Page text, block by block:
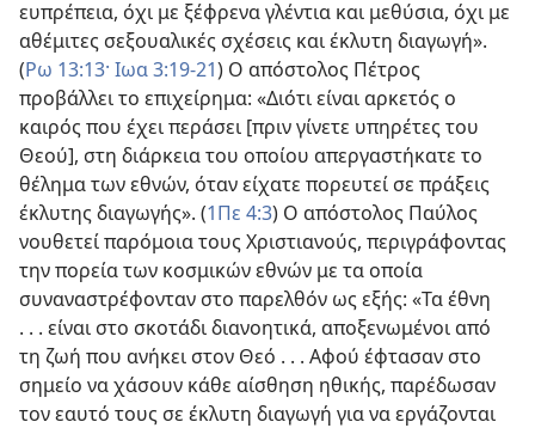
ευπρέπεια, όχι με ξέφρενα γλέντια και μεθύσια, όχι με
αθέμιτες σεξουαλικές σχέσεις και έκλυτη διαγωγή».
(Ρω 13:13· Ιωα 3:19-21) Ο απόστολος Πέτρος
προβάλλει το επιχείρημα: «Διότι είναι αρκετός ο
καιρός που έχει περάσει [πριν γίνετε υπηρέτες του
Θεού], στη διάρκεια του οποίου απεργαστήκατε το
θέλημα των εθνών, όταν είχατε πορευτεί σε πράξεις
έκλυτης διαγωγής». (1Πε 4:3) Ο απόστολος Παύλος
νουθετεί παρόμοια τους Χριστιανούς, περιγράφοντας
την πορεία των κοσμικών εθνών με τα οποία
συναναστρέφονταν στο παρελθόν ως εξής: «Τα έθνη
. . . είναι στο σκοτάδι διανοητικά, αποξενωμένοι από
τη ζωή που ανήκει στον Θεό . . . Αφού έφτασαν στο
σημείο να χάσουν κάθε αίσθηση ηθικής, παρέδωσαν
τον εαυτό τους σε έκλυτη διαγωγή για να εργάζονται